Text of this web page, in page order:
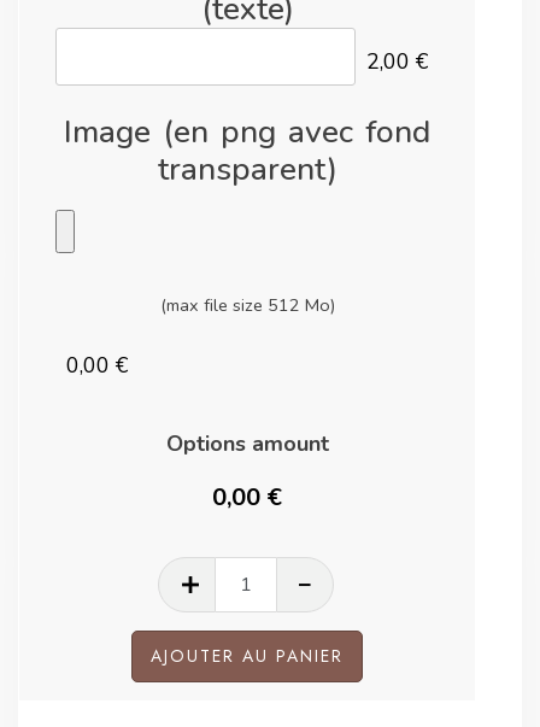
2,00 €
Image (en png avec fond
transparent)
(max file size 512 Mo)
0,00 €
Options amount
0,00 €
quantité
de
Thermos
avec
AJOUTER AU PANIER